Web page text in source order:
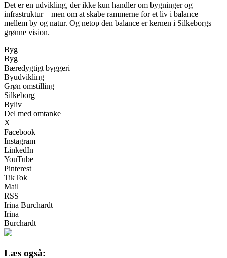
Det er en udvikling, der ikke kun handler om bygninger og
infrastruktur – men om at skabe rammerne for et liv i balance
mellem by og natur. Og netop den balance er kernen i Silkeborgs
grønne vision.
Byg
Byg
Bæredygtigt byggeri
Byudvikling
Grøn omstilling
Silkeborg
Byliv
Del med omtanke
X
Facebook
Instagram
LinkedIn
YouTube
Pinterest
TikTok
Mail
RSS
Irina Burchardt
Irina
Burchardt
Læs også: